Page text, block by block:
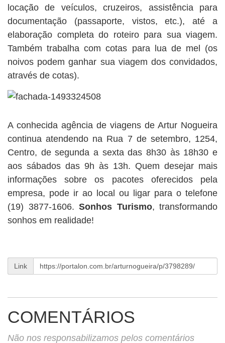
locação de veículos, cruzeiros, assistência para
documentação (passaporte, vistos, etc.), até a
elaboração completa do roteiro para sua viagem.
Também trabalha com cotas para lua de mel (os
noivos podem ganhar sua viagem dos convidados,
através de cotas).
A conhecida agência de viagens de Artur Nogueira
continua atendendo na Rua 7 de setembro, 1254,
Centro, de segunda a sexta das 8h30 às 18h30 e
aos sábados das 9h às 13h. Quem desejar mais
informações sobre os pacotes oferecidos pela
empresa, pode ir ao local ou ligar para o telefone
(19) 3877-1606. Sonhos Turismo, transformando
sonhos em realidade!
Link
COMENTÁRIOS
Não nos responsabilizamos pelos comentários